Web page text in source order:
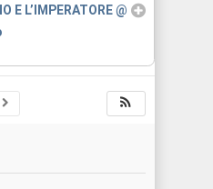
E L’IMPERATORE@